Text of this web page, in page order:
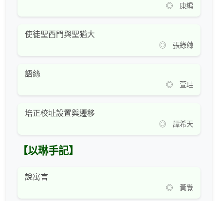
◎ 康編
使徒聖西門與聖猶大
◎ 張綠薌
語絲
◎ 萱珪
培正校址設置與遷移
◎ 譚希天
【以琳手記】
說寓言
◎ 黃覺